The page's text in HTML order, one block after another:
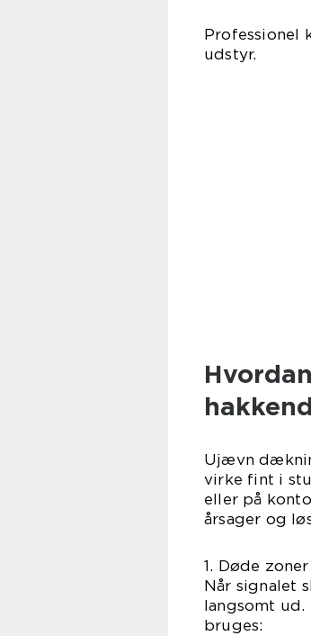
Professionel
udstyr.
Ujævn
virke fint i
eller på
årsager og
1. Døde
Når signalet
langsomt
bruges: